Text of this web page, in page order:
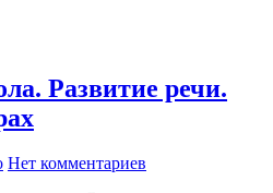
Развитие речи.
Нет комментариев